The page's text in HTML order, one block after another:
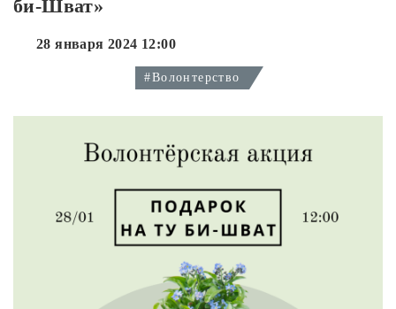
би-Шват»
28 января 2024 12:00
#Волонтерство